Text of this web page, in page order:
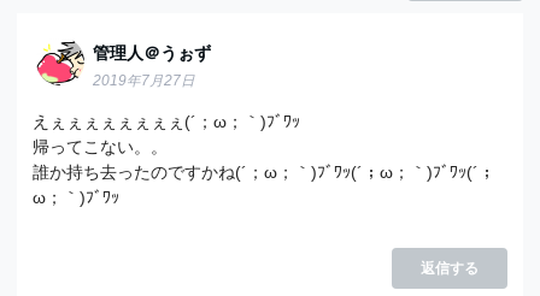
管理人＠うぉず
2019年7月27日
えぇぇぇぇぇぇぇぇ(´；ω；｀)ﾌﾞﾜｯ
帰ってこない。。
誰か持ち去ったのですかね(´；ω；｀)ﾌﾞﾜｯ(´；ω；｀)ﾌﾞﾜｯ(´；
ω；｀)ﾌﾞﾜｯ
返信する